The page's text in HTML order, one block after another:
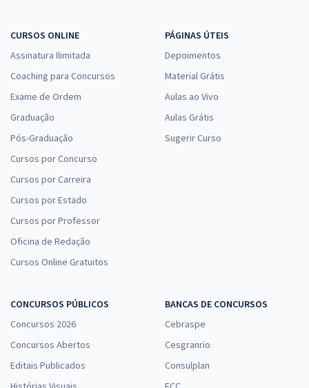
CURSOS ONLINE
Assinatura Ilimitada
Coaching para Concursos
Exame de Ordem
Graduação
Pós-Graduação
Cursos por Concurso
Cursos por Carreira
Cursos por Estado
Cursos por Professor
Oficina de Redação
Cursos Online Gratuitos
PÁGINAS ÚTEIS
Depoimentos
Material Grátis
Aulas ao Vivo
Aulas Grátis
Sugerir Curso
CONCURSOS PÚBLICOS
Concursos 2026
Concursos Abertos
Editais Publicados
BANCAS DE CONCURSOS
Cebraspe
Cesgranrio
Consulplan